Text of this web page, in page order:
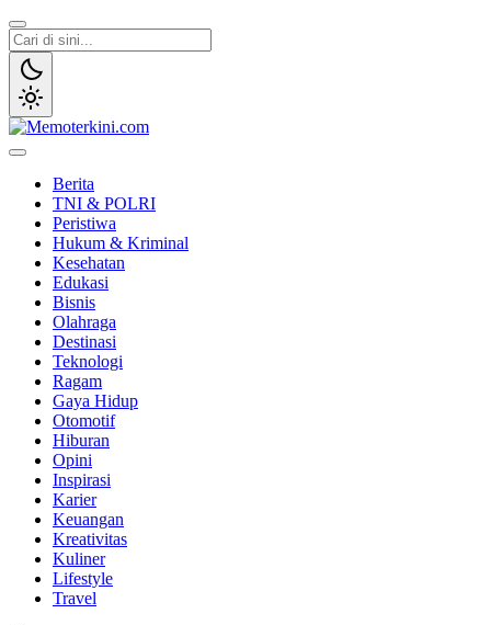
Lewati
ke
konten
Berita
TNI & POLRI
Peristiwa
Hukum & Kriminal
Kesehatan
Edukasi
Bisnis
Olahraga
Destinasi
Teknologi
Ragam
Gaya Hidup
Otomotif
Hiburan
Opini
Inspirasi
Karier
Keuangan
Kreativitas
Kuliner
Lifestyle
Travel